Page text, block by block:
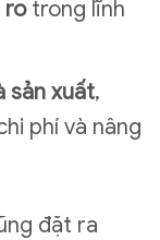
rotrong lĩnh
sản xuất,
phí và nâng
đặt ra